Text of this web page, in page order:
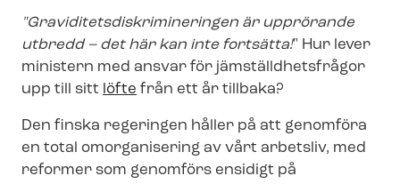
"Gra­vi­di­tets­dis­kri­mi­ne­ring­en är upprörande
utbredd – det här kan inte fortsätta!" Hur lever
ministern med ansvar för jäm­ställd­hets­frå­gor
upp till sitt löfte från ett år tillbaka?
Den finska regeringen håller på att genomföra
en total omorganisering av vårt arbetsliv, med
reformer som genomförs ensidigt på